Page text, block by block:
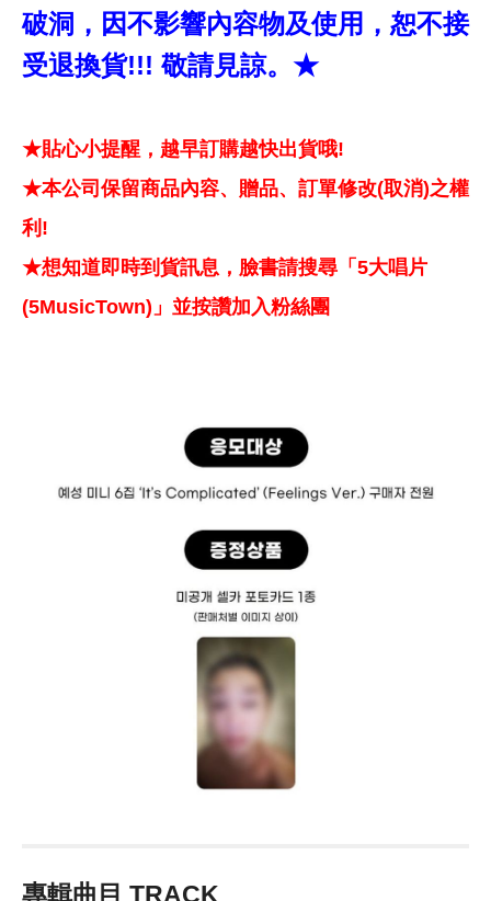
破洞，因不影響內容物及使用，恕不接
受退換貨!!! 敬請見諒。★
★貼心小提醒，越早訂購越快出貨哦!
★本公司保留商品內容、贈品、訂單修改(取消)之權
利!
★想知道即時到貨訊息，臉書請搜尋「5大唱片
(5MusicTown)」並按讚加入粉絲團
專輯曲目 TRACK